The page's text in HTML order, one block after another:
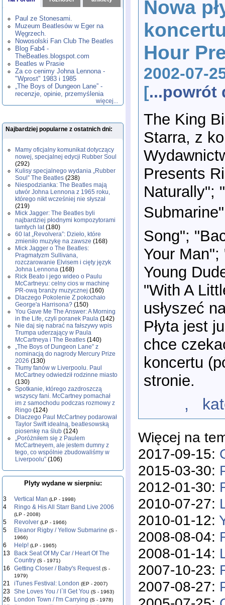
,1982,1983 ,1984,
1985, 1986,1987,1988
1990,1991 ,1992,1993 ,1994,
1995,1996, 1999
2000,2001,2002 ,2003,2004,
2005,2006, 2007
2010,2011,2012,2013,2014
2015,2016, 2017,
2020,2021,2022,2023,2024 ,
2025,2026
Paul ze Stonesami.
Muzeum Beatlesów w Eger na
Węgrzech.
Nowosolski Fan Club The Beatles
Blog Fab4 -
TheBeatles.blogspot.com
Beatles w Prasie
Za co cenimy Johna Lennona -
"Wprost" 1983 i 1985
„The Boys of Dungeon Lane” -
recenzje, opinie, przemyślenia
więcej...
Najbardziej popularne z ostatnich dni:
Mamy oficjalny komunikat dotyczący
nowej, specjalnej edycji Rubber Soul
(292)
Kulisy specjalnego wydania „Rubber
Soul” The Beatles (238)
Niespodzianka: The Beatles mają
utwór Johna Lennona z 1965 roku,
którego nikt wcześniej nie słyszał
(219)
Mick Jagger: The Beatles byli
najbardziej płodnymi kompozytorami
tamtych lat(180)
60 lat „Revolvera”: Dzieło, które
zmieniło muzykę na zawsze (168)
Mick Jagger o The Beatles:
Pragmatyzm Sullivana,
rozczarowanie Elvisem i cięty język
Johna Lennona (168)
Rick Beato i jego wideo o Paulu
McCartneyu: celny cios w machinę
PR-ową branży muzycznej (160)
Dlaczego Pokolenie Z pokochało
George'a Harrisona? (150)
You Gave Me The Answer: A Morning
in the Life, czyli poranek Paula (142)
Nie daj się nabrać na fałszywy wpis
Trumpa uderzający w Paula
McCartneya i The Beatles (140)
„The Boys of Dungeon Lane” z
nominacją do nagrody Mercury Prize
2026 (130)
Tłumy fanów w Liverpoolu. Paul
McCartney odwiedził rodzinne miasto
(130)
Spotkanie, którego zazdroszczą
wszyscy fani. McCartney pomachał
im z samochodu podczas rozmowy z
Ringo (124)
Dlaczego Paul McCartney podarował
Taylor Swift idealną, beatlesowską
piosenkę na ślub (124)
„Poróżniłem się z Paulem
McCartneyem, ale jestem dumny z
tego, co wspólnie zbudowaliśmy w
Liverpoolu” (106)
Plyty wydane w sierpniu:
3 Vertical Man (LP - 1998)
4 Ringo & His All Starr Band Live 2006
(LP - 2008)
5 Revolver (LP - 1966)
5 Eleanor Rigby / Yellow Submarine (S -
1966)
6 Help! (LP - 1965)
13
Back Seat Of My Car / Heart Of The
Country (S - 1971)
16 Getting Closer / Baby's Request (S -
1979)
21 iTunes Festival: London (EP - 2007)
23 She Loves You / I`ll Get You (S - 1963)
26 London Town / I'm Carrying (S - 1978)
Nowa
Hour
2002-07-
[...powrót
The King
Starra, z
Presents
Naturally";
Song";
Your
Young
"With A
usłyszeć
Płyta jest
chce
koncertu
stronie.
,
Więcej na
2017-09-15:
2015-03-30:
2012-01-30:
2010-07-27:
2010-01-12:
2008-08-04:
2008-01-14:
2007-10-23:
2007-08-27: